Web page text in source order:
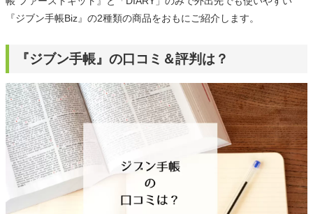
『ジブン手帳Biz』の2種類の商品をおもにご紹介します。
『ジブン手帳』の口コミ＆評判は？